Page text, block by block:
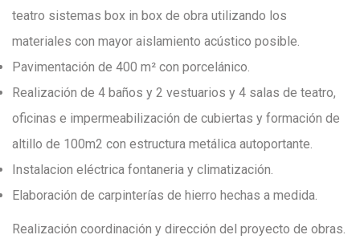
teatro sistemas box in box de obra utilizando los
materiales con mayor aislamiento acústico posible.
Pavimentación de 400 m² con porcelánico.
Realización de 4 baños y 2 vestuarios y 4 salas de teatro,
oficinas e impermeabilización de cubiertas y formación de
altillo de 100m2 con estructura metálica autoportante.
Instalacion eléctrica fontaneria y climatización.
Elaboración de carpinterías de hierro hechas a medida.
Realización coordinación y dirección del proyecto de obras.